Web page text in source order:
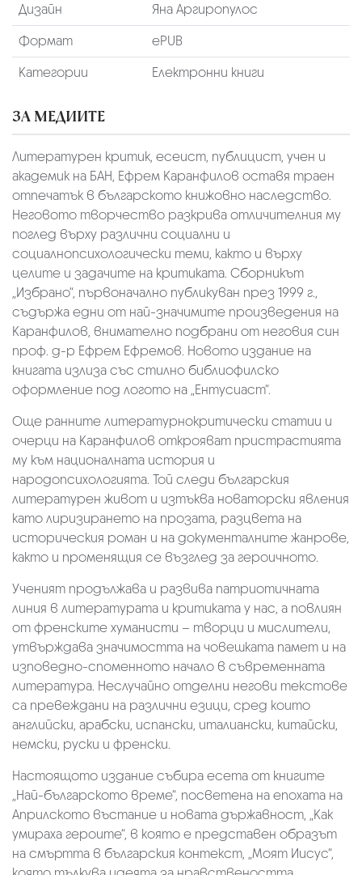
Дизайн
Яна Аргиропулос
Формат
ePUB
Категории
Електронни книги
ЗА МЕДИИТЕ
Литературен критик, есеист, публицист, учен и
академик на БАН, Ефрем Каранфилов оставя траен
отпечатък в българското книжовно наследство.
Неговото творчество разкрива отличителния му
поглед върху различни социални и
социалнопсихологически теми, както и върху
целите и задачите на критиката. Сборникът
„Избрано“, първоначално публикуван през 1999 г.,
съдържа едни от най-значимите произведения на
Каранфилов, внимателно подбрани от неговия син
проф. д-р Ефрем Ефремов. Новото издание на
книгата излиза със стилно библиофилско
оформление под логото на „Ентусиаст“.
Още ранните литературнокритически статии и
очерци на Каранфилов открояват пристрастията
му към националната история и
народопсихологията. Той следи българския
литературен живот и изтъква новаторски явления
като лиризирането на прозата, разцвета на
историческия роман и на документалните жанрове,
както и променящия се възглед за героичното.
Ученият продължава и развива патриотичната
линия в литературата и критиката у нас, а повлиян
от френските хуманисти – творци и мислители,
утвърждава значимостта на човешката памет и на
изповедно-споменното начало в съвременната
литература. Неслучайно отделни негови текстове
са превеждани на различни езици, сред които
английски, арабски, испански, италиански, китайски,
немски, руски и френски.
Настоящото издание събира есета от книгите
„Най-българското време“, посветена на епохата на
Априлското въстание и новата държавност, „Как
умираха героите“, в която е представен образът
на смъртта в българския контекст, „Моят Иисус“,